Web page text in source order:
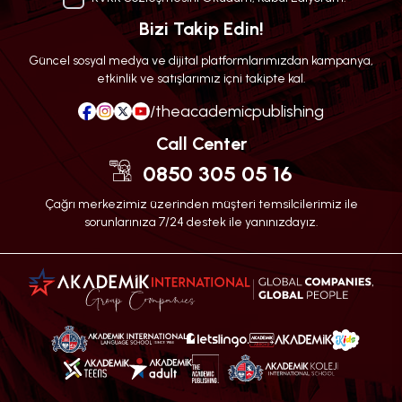
Bizi Takip Edin!
Güncel sosyal medya ve dijital platformlarımızdan kampanya,
etkinlik ve satışlarımız içni takipte kal.
/theacademicpublishing
Call Center
0850 305 05 16
Çağrı merkezimiz üzerinden müşteri temsilcilerimiz ile
sorunlarınıza 7/24 destek ile yanınızdayız.